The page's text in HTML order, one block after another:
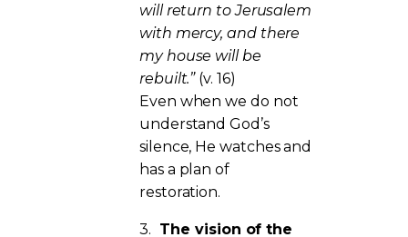
will return to Jerusalem
with mercy, and there
my house will be
rebuilt.”(v. 16)
Even when we do not
understand God’s
silence, He watches and
has a plan of
restoration.
3. The vision of the